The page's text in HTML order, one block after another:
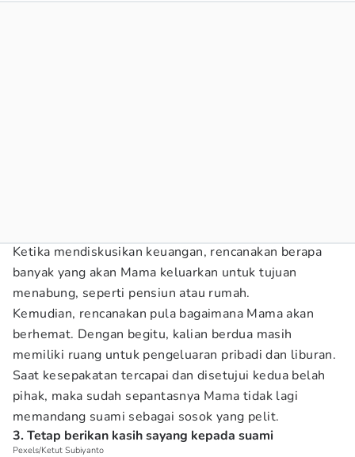
Ketika mendiskusikan keuangan, rencanakan berapa
banyak yang akan Mama keluarkan untuk tujuan
menabung, seperti pensiun atau rumah.
Kemudian, rencanakan pula bagaimana Mama akan
berhemat. Dengan begitu, kalian berdua masih
memiliki ruang untuk pengeluaran pribadi dan liburan.
Saat kesepakatan tercapai dan disetujui kedua belah
pihak, maka sudah sepantasnya Mama tidak lagi
memandang suami sebagai sosok yang pelit.
3. Tetap berikan kasih sayang kepada suami
Pexels/Ketut Subiyanto